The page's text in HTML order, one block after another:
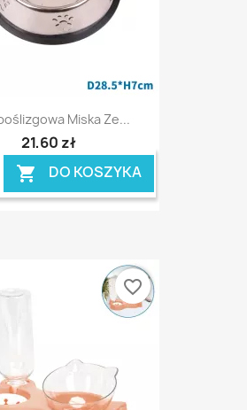
Miska Ze...
21,60 zł
 DO KOSZYKA
favorite_border